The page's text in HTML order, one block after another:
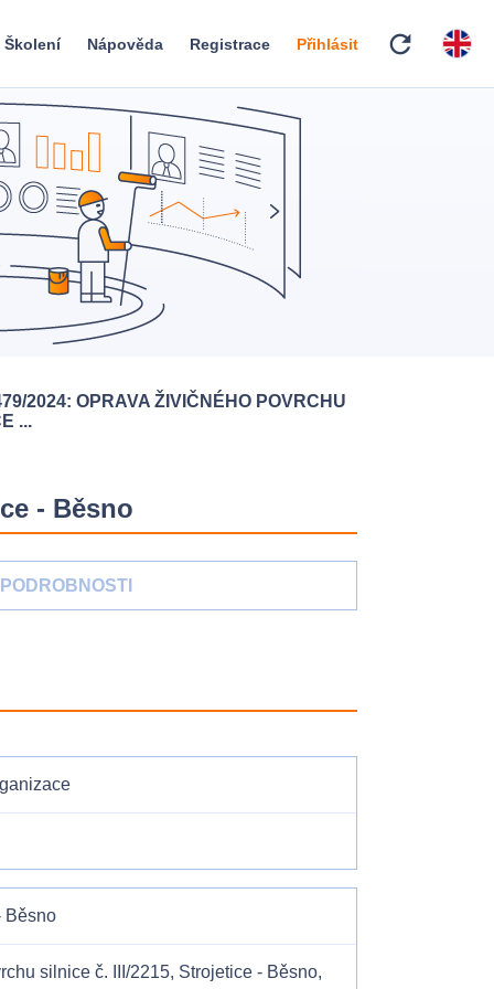
Školení Nápověda Registrace Přihlásit refresh
2024: OPRAVA ŽIVIČNÉHO POVRCHU
...
- Běsno
PODROBNOSTI
Běsno
silnice č. III/2215, Strojetice - Běsno,